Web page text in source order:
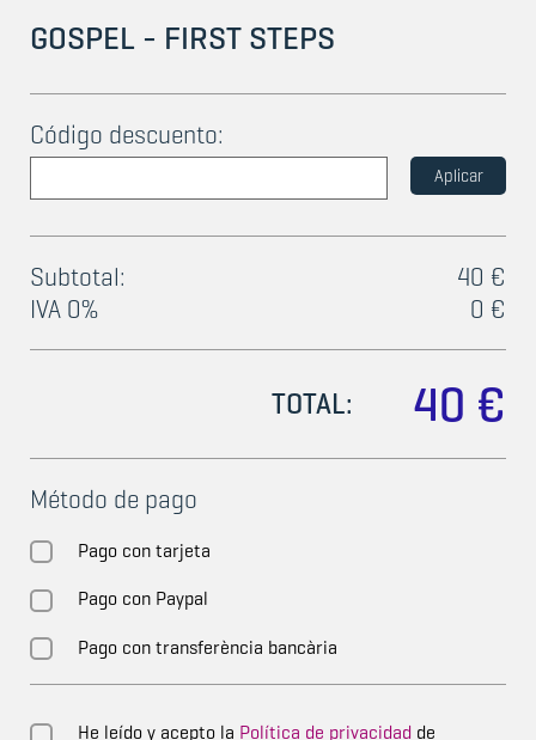
GOSPEL - FIRST STEPS
Código descuento:
Aplicar
Subtotal:
40 €
IVA 0%
0 €
40 €
TOTAL:
Método de pago
Pago con tarjeta
Pago con Paypal
Pago con transferència bancària
He leído y acepto la Política de privacidadde